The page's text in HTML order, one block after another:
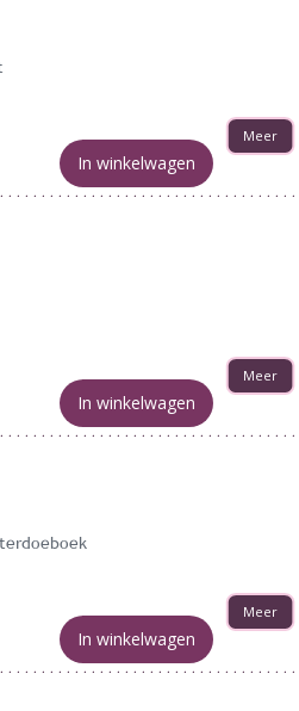
Meer
In winkelwagen
Meer
In winkelwagen
Meer
In winkelwagen